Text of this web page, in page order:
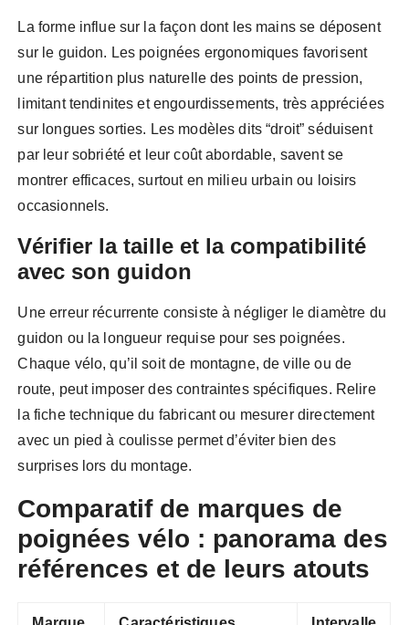
La forme influe sur la façon dont les mains se déposent
sur le guidon. Les poignées ergonomiques favorisent
une répartition plus naturelle des points de pression,
limitant tendinites et engourdissements, très appréciées
sur longues sorties. Les modèles dits “droit” séduisent
par leur sobriété et leur coût abordable, savent se
montrer efficaces, surtout en milieu urbain ou loisirs
occasionnels.
Vérifier la taille et la compatibilité
avec son guidon
Une erreur récurrente consiste à négliger le diamètre du
guidon ou la longueur requise pour ses poignées.
Chaque vélo, qu’il soit de montagne, de ville ou de
route, peut imposer des contraintes spécifiques. Relire
la fiche technique du fabricant ou mesurer directement
avec un pied à coulisse permet d’éviter bien des
surprises lors du montage.
Comparatif de marques de
poignées vélo : panorama des
références et de leurs atouts